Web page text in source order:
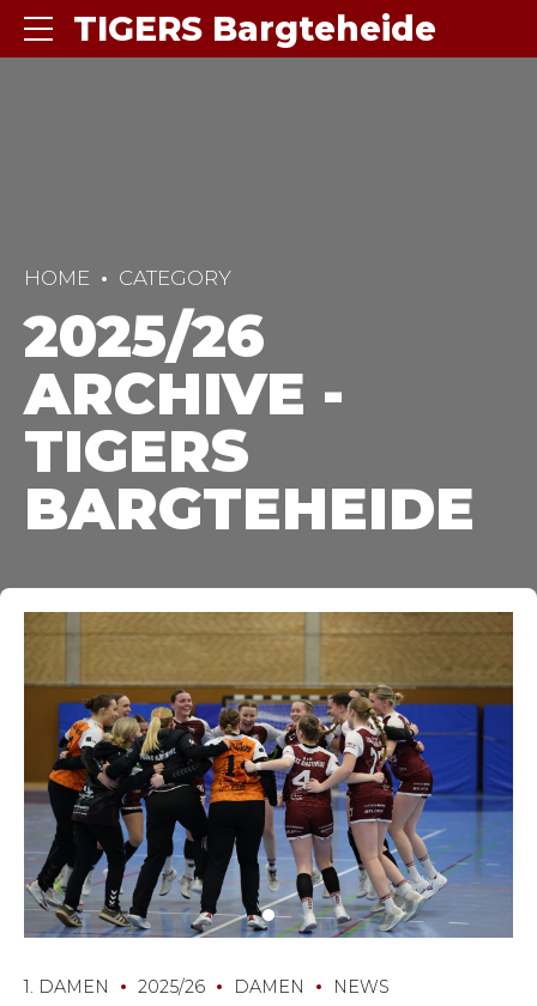
TIGERS Bargteheide
HOME CATEGORY
2025/26
ARCHIVE -
TIGERS
BARGTEHEIDE
1. DAMEN 2025/26 DAMEN NEWS